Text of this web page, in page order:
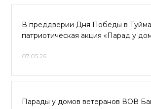
В преддверии Дня Победы в
патриотическая акция «Парад у
07.05.26
Парады у домов ветеранов ВОВ